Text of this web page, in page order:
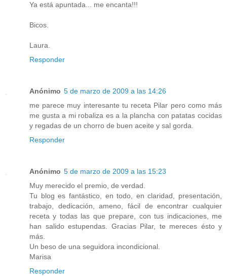
Ya está apuntada... me encanta!!!
Bicos.
Laura.
Responder
Anónimo 5 de marzo de 2009 a las 14:26
me parece muy interesante tu receta Pilar pero como más
me gusta a mi robaliza es a la plancha con patatas cocidas
y regadas de un chorro de buen aceite y sal gorda.
Responder
Anónimo 5 de marzo de 2009 a las 15:23
Muy merecido el premio, de verdad.
Tu blog es fantástico, en todo, en claridad, presentación,
trabajo, dedicación, ameno, fácil de encontrar cualquier
receta y todas las que prepare, con tus indicaciones, me
han salido estupendas. Gracias Pilar, te mereces ésto y
más.
Un beso de una seguidora incondicional.
Marisa
Responder